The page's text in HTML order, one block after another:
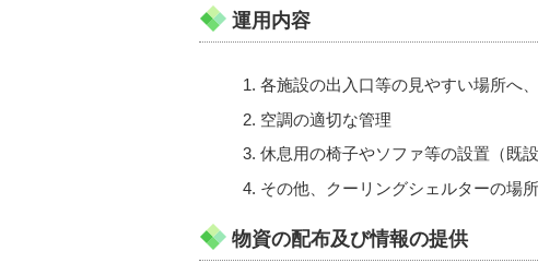
運用内容
各施設の出入口等の見やすい場所へ
空調の適切な管理
休息用の椅子やソファ等の設置（既設
その他、クーリングシェルターの場
物資の配布及び情報の提供